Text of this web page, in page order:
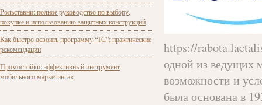
Рольставни: полное руководство по выбору,
покупке и использованию защитных конструкций
Как быстро освоить программу “1С”: практические
рекомендации
Промостойки: эффективный инструмент
мобильного маркетинга<
https://
одной из ведущих
возможности и
была основана в